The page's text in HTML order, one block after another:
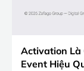
Activation Là
Event Hiệu